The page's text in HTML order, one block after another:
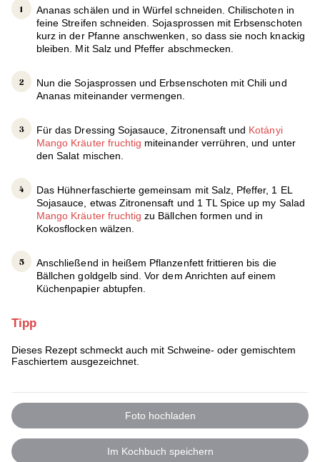
Ananas schälen und in Würfel schneiden. Chilischoten in
feine Streifen schneiden. Sojasprossen mit Erbsenschoten
kurz in der Pfanne anschwenken, so dass sie noch knackig
bleiben. Mit Salz und Pfeffer abschmecken.
Nun die Sojasprossen und Erbsenschoten mit Chili und
Ananas miteinander vermengen.
Für das Dressing Sojasauce, Zitronensaft und Kotányi
Mango Kräuter fruchtig miteinander verrühren, und unter
den Salat mischen.
Das Hühnerfaschierte gemeinsam mit Salz, Pfeffer, 1 EL
Sojasauce, etwas Zitronensaft und 1 TL Spice up my Salad
Mango Kräuter fruchtig zu Bällchen formen und in
Kokosflocken wälzen.
Anschließend in heißem Pflanzenfett frittieren bis die
Bällchen goldgelb sind. Vor dem Anrichten auf einem
Küchenpapier abtupfen.
Tipp
Dieses Rezept schmeckt auch mit Schweine- oder gemischtem
Faschiertem ausgezeichnet.
Foto hochladen
Im Kochbuch speichern